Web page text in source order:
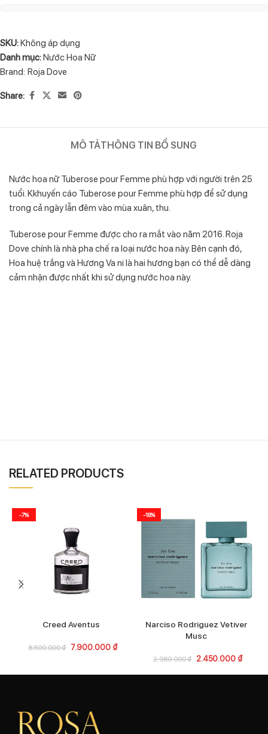
SKU:Không áp dụng
Danh mục:Nước Hoa Nữ
Brand: Roja Dove
Share:
MÔ TẢTHÔNG TIN BỔ SUNG
Nước hoa nữ Tuberose pour Femme phù hợp với người trên 25
tuổi. Kkhuyến cáo Tuberose pour Femme phù hợp để sử dụng
trong cả ngày lẫn đêm vào mùa xuân, thu.
Tuberose pour Femme được cho ra mắt vào năm 2016. Roja
Dove chính là nhà pha chế ra loại nước hoa này. Bên cạnh đó,
Hoa huệ trắng và Hương Va ni là hai hương bạn có thể dễ dàng
cảm nhận được nhất khi sử dụng nước hoa này.
RELATED PRODUCTS
-7%
Creed Aventus
8.500.000₫ 7.900.000 ₫
-18%
Narciso Rodriguez Vetiver
Musc
2.980.000₫ 2.450.000 ₫